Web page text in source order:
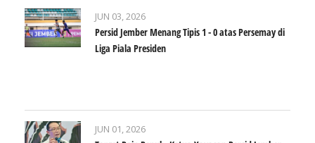
JUN 03, 2026
Persid Jember Menang Tipis 1 - 0 atas Persemay di
Liga Piala Presiden
JUN 01, 2026